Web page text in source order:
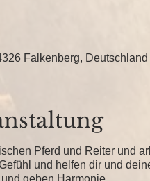
Falkenberg, Deutschland
Pferd und Reiter und
und helfen dir und